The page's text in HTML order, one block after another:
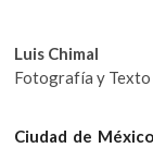
k
Luis Chimal
Fotografía y Texto
Ciudad de